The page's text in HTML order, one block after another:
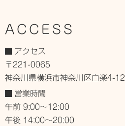
ACCESS
アクセス
〒221-0065
神奈川県横浜市神奈川区白楽4-12
営業時間
午前 9:00～12:00
午後 14:00～20:00